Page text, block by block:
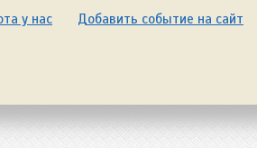
у нас Добавить событие на сайт